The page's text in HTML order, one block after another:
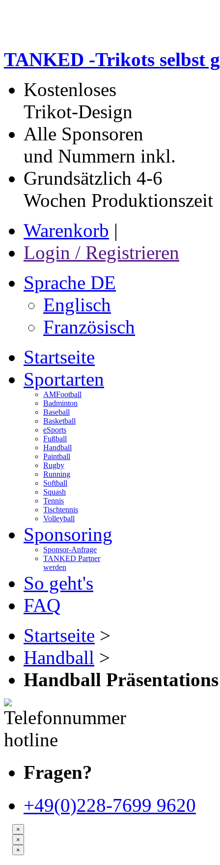
TANKED -Trikots selbst
Kostenloses
Trikot-Design
Alle Sponsoren
und Nummern inkl.
Grundsätzlich 4-6
Wochen Produktionszeit
Warenkorb |
Login / Registrieren
Sprache DE
Englisch
Französisch
Startseite
Sportarten
AMFootball
Badminton
Baseball
Basketball
eSports
Fußball
Handball
Paintball
Rugby
Running
Softball
Squash
Tennis
Tischtennis
Volleyball
Sponsoring
Sponsor-Anfrage
TANKED Partner
werden
So geht's
FAQ
Startseite >
Handball >
Handball
Fragen?
+49(0)228-7699 9620
×
×
×